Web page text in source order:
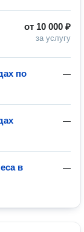
от 10 000 ₽
за услугу
—
по
—
—
в